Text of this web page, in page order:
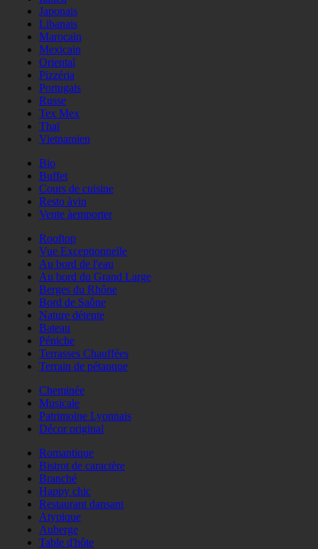
Japonais
Libanais
Marocain
Mexicain
Oriental
Pizzéria
Portugais
Russe
Tex Mex
Thaï
Vietnamien
Bio
Buffet
Cours de cuisine
Resto àvin
Vente àemporter
Rooftop
Vue Exceptionnelle
Au bord de l'eau
Au bord du Grand Large
Berges du Rhône
Bord de Saône
Nature détente
Bateau
Péniche
Terrasses Chauffées
Terrain de pétanque
Cheminée
Musicale
Patrimoine Lyonnais
Décor original
Romantique
Bistrot de caractère
Branché
Happy chic
Restaurant dansant
Atypique
Auberge
Table d'hôte